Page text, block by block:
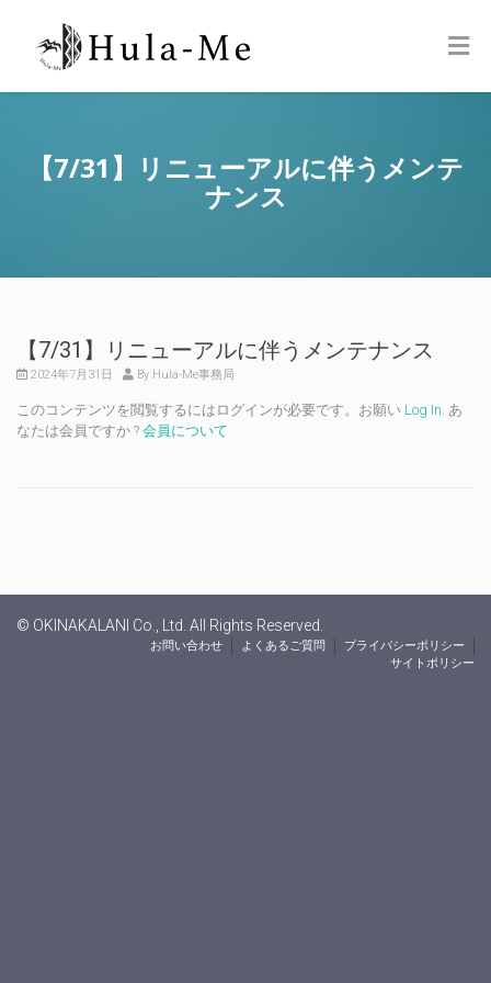
【7/31】リニューアルに伴うメンテ
ナンス
【7/31】リニューアルに伴うメンテナンス
2024年7月31日 By Hula-Me事務局
このコンテンツを閲覧するにはログインが必要です。お願い Log In. あ
なたは会員ですか ? 会員について
© OKINAKALANI Co., Ltd. All Rights Reserved.
お問い合わせ よくあるご質問
プライバシーポリシー
サイトポリシー